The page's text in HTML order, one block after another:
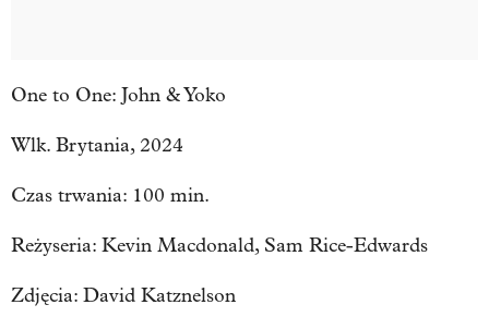
One to One: John & Yoko
Wlk. Brytania, 2024
Czas trwania: 100 min.
Reżyseria: Kevin Macdonald, Sam Rice-Edwards
Zdjęcia: David Katznelson